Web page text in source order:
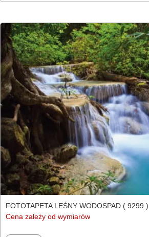
FOTOTAPETA LEŚNY WODOSPAD ( 9299 )
Cena zależy od wymiarów